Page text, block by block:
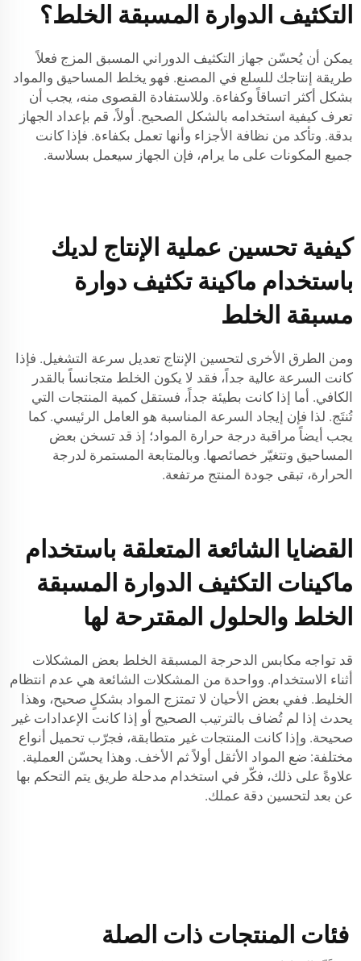
التكثيف الدوارة المسبقة الخلط؟
يمكن أن يُحسّن جهاز التكثيف الدوراني المسبق المزج فعلاً
طريقة إنتاجك للسلع في المصنع. فهو يخلط المساحيق والمواد
بشكل أكثر اتساقاً وكفاءة. وللاستفادة القصوى منه، يجب أن
تعرف كيفية استخدامه بالشكل الصحيح. أولاً، قم بإعداد الجهاز
بدقة. وتأكد من نظافة الأجزاء وأنها تعمل بكفاءة. فإذا كانت
جميع المكونات على ما يرام، فإن الجهاز سيعمل بسلاسة.
كيفية تحسين عملية الإنتاج لديك
باستخدام ماكينة تكثيف دوارة
مسبقة الخلط
ومن الطرق الأخرى لتحسين الإنتاج تعديل سرعة التشغيل. فإذا
كانت السرعة عالية جداً، فقد لا يكون الخلط متجانساً بالقدر
الكافي. أما إذا كانت بطيئة جداً، فستقل كمية المنتجات التي
تُنتَج. لذا فإن إيجاد السرعة المناسبة هو العامل الرئيسي. كما
يجب أيضاً مراقبة درجة حرارة المواد؛ إذ قد تسخن بعض
المساحيق وتتغيّر خصائصها. وبالمتابعة المستمرة لدرجة
الحرارة، تبقى جودة المنتج مرتفعة.
القضايا الشائعة المتعلقة باستخدام
ماكينات التكثيف الدوارة المسبقة
الخلط والحلول المقترحة لها
قد تواجه مكابس الدحرجة المسبقة الخلط بعض المشكلات
أثناء الاستخدام. وواحدة من المشكلات الشائعة هي عدم انتظام
الخليط. ففي بعض الأحيان لا تمتزج المواد بشكلٍ صحيح، وهذا
يحدث إذا لم تُضاف بالترتيب الصحيح أو إذا كانت الإعدادات غير
صحيحة. وإذا كانت المنتجات غير متطابقة، فجرّب تحميل أنواع
مختلفة: ضع المواد الأثقل أولاً ثم الأخف. وهذا يحسّن العملية.
علاوةً على ذلك، فكّر في استخدام مدحلة طريق يتم التحكم بها
عن بعد لتحسين دقة عملك.
فئات المنتجات ذات الصلة